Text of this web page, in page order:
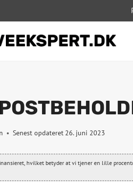
Senest opdateret 26. juni 2023
hvilket betyder at vi tjener en lille